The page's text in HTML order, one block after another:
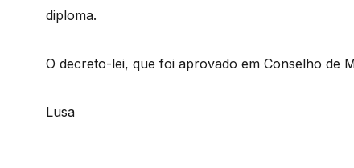
diploma.
O decreto-lei, que foi aprovado em Conselho de
Lusa